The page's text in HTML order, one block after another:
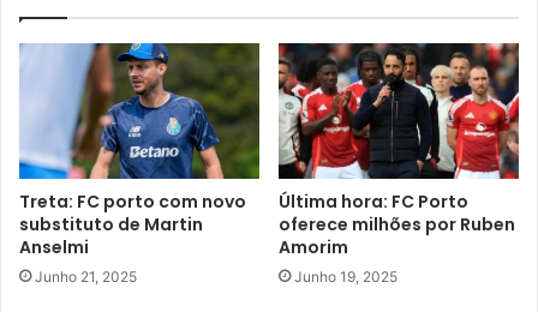
Treta: FC porto com novo
substituto de Martin
Anselmi
Junho 21, 2025
Última hora: FC Porto
oferece milhões por Ruben
Amorim
Junho 19, 2025